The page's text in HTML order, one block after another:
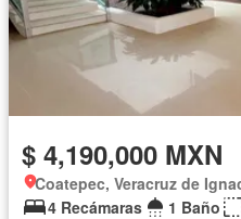
$ 4,190,000 MXN
Coatepec, Veracruz de
4 Recámaras
1 Baño